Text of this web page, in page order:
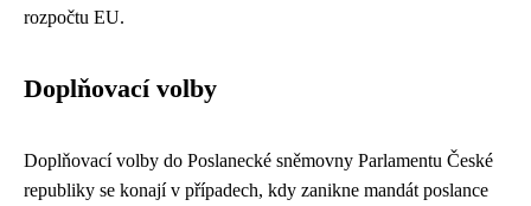
rozpočtu EU.
Doplňovací volby
Doplňovací volby do Poslanecké sněmovny Parlamentu České
republiky se konají v případech, kdy zanikne mandát poslance